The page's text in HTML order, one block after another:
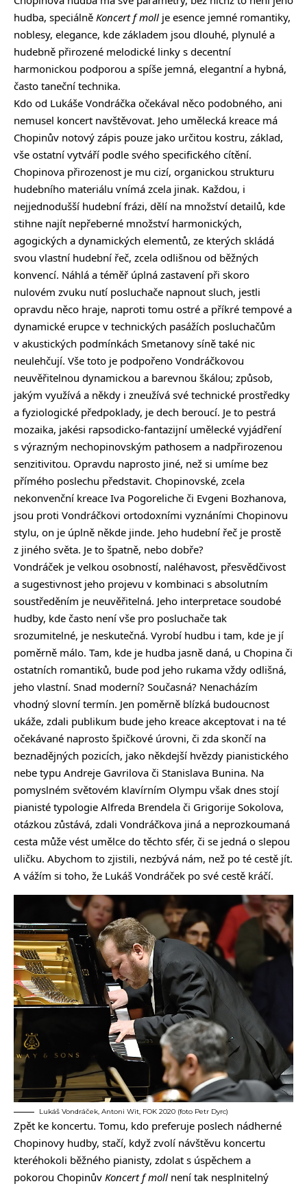
hudba, speciálně Koncert f moll je esence jemné romantiky,
noblesy, elegance, kde základem jsou dlouhé, plynulé a
hudebně přirozené melodické linky s decentní
harmonickou podporou a spíše jemná, elegantní a hybná,
často taneční technika.
Kdo od Lukáše Vondráčka očekával něco podobného, ani
nemusel koncert navštěvovat. Jeho umělecká kreace má
Chopinův notový zápis pouze jako určitou kostru, základ,
vše ostatní vytváří podle svého specifického cítění.
Chopinova přirozenost je mu cizí, organickou strukturu
hudebního materiálu vnímá zcela jinak. Každou, i
nejjednodušší hudební frázi, dělí na množství detailů, kde
stihne najít nepřeberné množství harmonických,
agogických a dynamických elementů, ze kterých skládá
svou vlastní hudební řeč, zcela odlišnou od běžných
konvencí. Náhlá a téměř úplná zastavení při skoro
nulovém zvuku nutí posluchače napnout sluch, jestli
opravdu něco hraje, naproti tomu ostré a příkré tempové a
dynamické erupce v technických pasážích posluchačům
v akustických podmínkách Smetanovy síně také nic
neulehčují. Vše toto je podpořeno Vondráčkovou
neuvěřitelnou dynamickou a barevnou škálou; způsob,
jakým využívá a někdy i zneužívá své technické prostředky
a fyziologické předpoklady, je dech beroucí. Je to pestrá
mozaika, jakési rapsodicko-fantazijní umělecké vyjádření
s výrazným nechopinovským pathosem a nadpřirozenou
senzitivitou. Opravdu naprosto jiné, než si umíme bez
přímého poslechu představit. Chopinovské, zcela
nekonvenční kreace Iva Pogoreliche či Evgeni Bozhanova,
jsou proti Vondráčkovi ortodoxními vyznáními Chopinovu
stylu, on je úplně někde jinde. Jeho hudební řeč je prostě
z jiného světa. Je to špatně, nebo dobře?
Vondráček je velkou osobností, naléhavost, přesvědčivost
a sugestivnost jeho projevu v kombinaci s absolutním
soustředěním je neuvěřitelná. Jeho interpretace soudobé
hudby, kde často není vše pro posluchače tak
srozumitelné, je neskutečná. Vyrobí hudbu i tam, kde je jí
poměrně málo. Tam, kde je hudba jasně daná, u Chopina či
ostatních romantiků, bude pod jeho rukama vždy odlišná,
jeho vlastní. Snad moderní? Současná? Nenacházím
vhodný slovní termín. Jen poměrně blízká budoucnost
ukáže, zdali publikum bude jeho kreace akceptovat i na té
očekávané naprosto špičkové úrovni, či zda skončí na
beznadějných pozicích, jako někdejší hvězdy pianistického
nebe typu Andreje Gavrilova či Stanislava Bunina. Na
pomyslném světovém klavírním Olympu však dnes stojí
pianisté typologie Alfreda Brendela či Grigorije Sokolova,
otázkou zůstává, zdali Vondráčkova jiná a neprozkoumaná
cesta může vést umělce do těchto sfér, či se jedná o slepou
uličku. Abychom to zjistili, nezbývá nám, než po té cestě jít.
A vážím si toho, že Lukáš Vondráček po své cestě kráčí.
Lukáš Vondráček, Antoni Wit, FOK 2020 (foto Petr Dyrc)
Zpět ke koncertu. Tomu, kdo preferuje poslech nádherné
Chopinovy hudby, stačí, když zvolí návštěvu koncertu
kteréhokoli běžného pianisty, zdolat s úspěchem a
pokorou Chopinův Koncert f moll není tak nesplnitelný